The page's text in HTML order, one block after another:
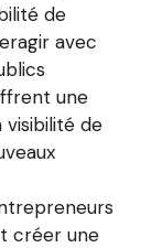
de
avec
une
de
créer une